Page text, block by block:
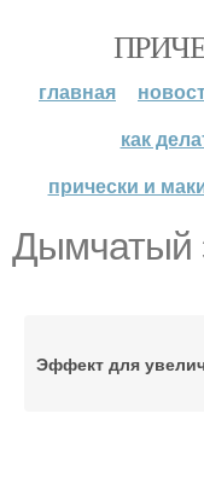
главная
как
прически и
Дымчатый
Эффект для